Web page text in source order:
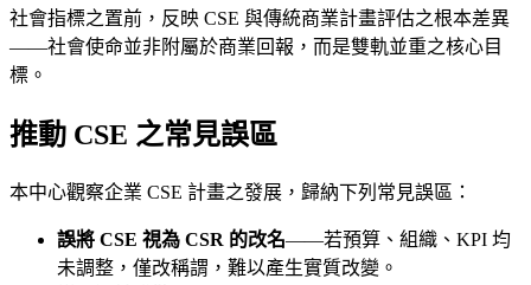
社會指標之置前，反映 CSE 與傳統商業計畫評估之根本差異
——社會使命並非附屬於商業回報，而是雙軌並重之核心目
標。
推動 CSE 之常見誤區
本中心觀察企業 CSE 計畫之發展，歸納下列常見誤區：
誤將 CSE 視為 CSR 的改名——若預算、組織、KPI 均
未調整，僅改稱謂，難以產生實質改變。